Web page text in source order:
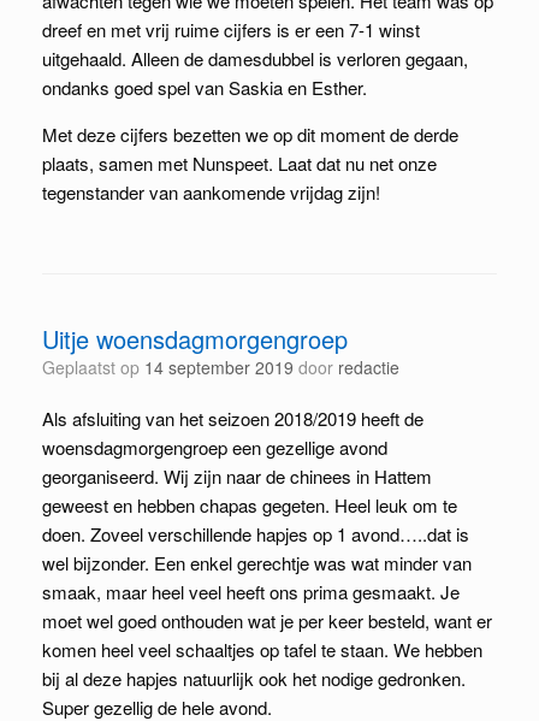
dreef en met vrij ruime cijfers is er een 7-1 winst
uitgehaald. Alleen de damesdubbel is verloren gegaan,
ondanks goed spel van Saskia en Esther.
Met deze cijfers bezetten we op dit moment de derde
plaats, samen met Nunspeet. Laat dat nu net onze
tegenstander van aankomende vrijdag zijn!
Uitje woensdagmorgengroep
Geplaatst op 14 september 2019 door redactie
Als afsluiting van het seizoen 2018/2019 heeft de
woensdagmorgengroep een gezellige avond
georganiseerd. Wij zijn naar de chinees in Hattem
geweest en hebben chapas gegeten. Heel leuk om te
doen. Zoveel verschillende hapjes op 1 avond…..dat is
wel bijzonder. Een enkel gerechtje was wat minder van
smaak, maar heel veel heeft ons prima gesmaakt. Je
moet wel goed onthouden wat je per keer besteld, want er
komen heel veel schaaltjes op tafel te staan. We hebben
bij al deze hapjes natuurlijk ook het nodige gedronken.
Super gezellig de hele avond.